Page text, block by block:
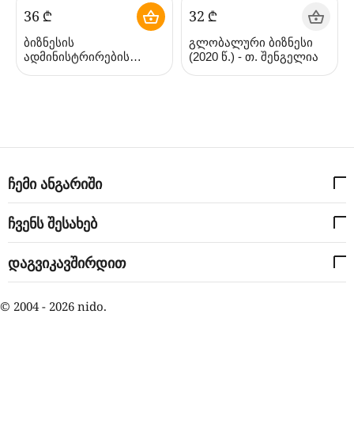
‍36‍ ₾
ბიზნესის
ადმინისტრირების
საფუძვლები - თ.
‍32‍ ₾
გლობალური ბიზნესი
(2020 წ.) - თ. შენგელია
ჩემი ანგარიში
ჩვენს შესახებ
დაგვიკავშირდით
© 2004 - 2026 nido.